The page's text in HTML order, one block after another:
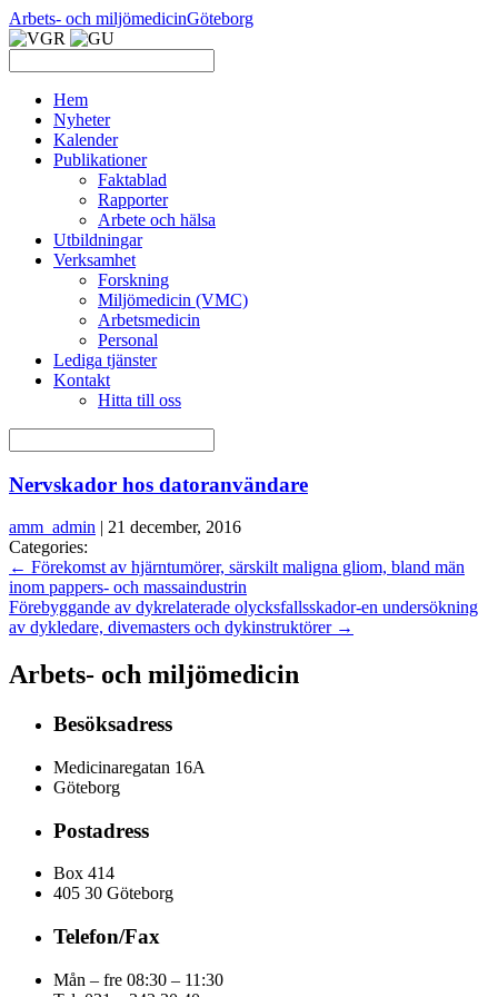
Arbets- och miljömedicinGöteborg
Hem
Nyheter
Kalender
Publikationer
Faktablad
Rapporter
Arbete och hälsa
Utbildningar
Verksamhet
Forskning
Miljömedicin (VMC)
Arbetsmedicin
Personal
Lediga tjänster
Kontakt
Hitta till oss
Nervskador hos datoranvändare
amm_admin | 21 december, 2016
Categories:
← Förekomst av hjärntumörer, särskilt maligna gliom, bland män
inom pappers- och massaindustrin
Förebyggande av dykrelaterade olycksfallsskador-en undersökning
av dykledare, divemasters och dykinstruktörer →
Arbets- och miljömedicin
Besöksadress
Medicinaregatan 16A
Göteborg
Postadress
Box 414
405 30 Göteborg
Telefon/Fax
Mån – fre 08:30 – 11:30